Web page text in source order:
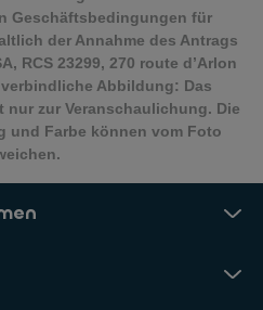
Geschäftsbedingungen für
der Annahme des Antrags
RCS 23299, 270 route d’Arlon
Abbildung: Das
zur Veranschaulichung. Die
und Farbe können vom Foto